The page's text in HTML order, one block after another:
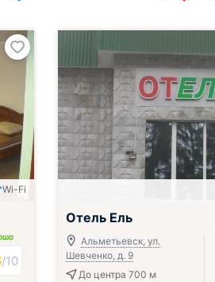
Wi-Fi
/10
Отель Ель
Альметьевск, ул.
Шевченко, д. 9
До центра 700 м